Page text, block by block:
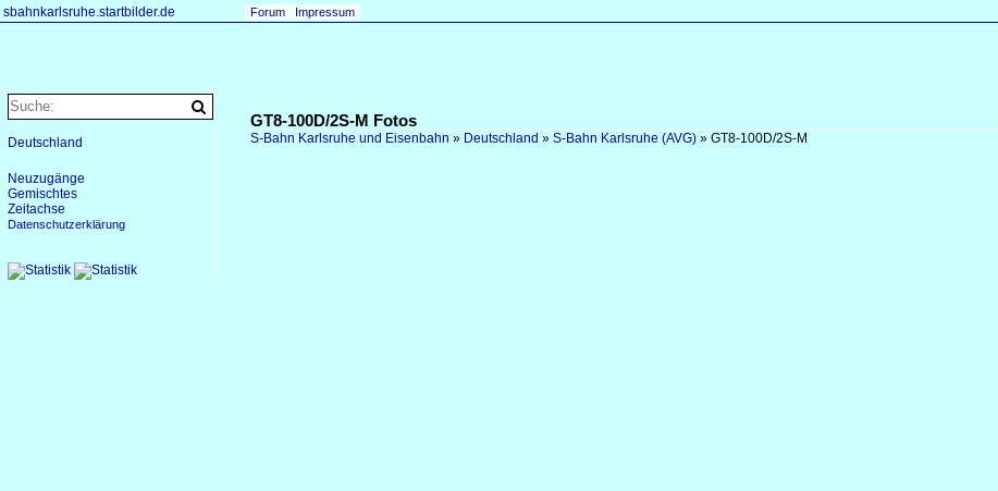
sbahnkarlsruhe.startbilder.de Forum Impressum
GT8-100D/2S-M Fotos
S-Bahn Karlsruhe und Eisenbahn » Deutschland » S-Bahn Karlsruhe (AVG) » GT8-100D/2S-M
Deutschland
Neuzugänge
Gemischtes
Zeitachse
Datenschutzerklärung